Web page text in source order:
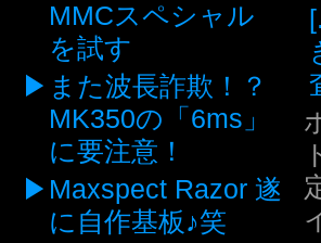
MMCスペシャル
を試す
また波長詐欺！？
MK350の「6ms」
に要注意！
Maxspect Razor 遂
に自作基板♪笑